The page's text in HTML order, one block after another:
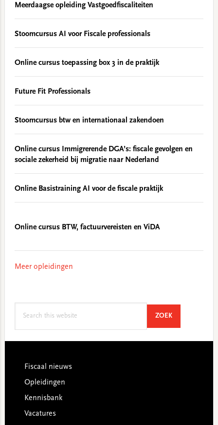
Meerdaagse opleiding Vastgoedfiscaliteiten
Stoomcursus AI voor Fiscale professionals
Online cursus toepassing box 3 in de praktijk
Future Fit Professionals
Stoomcursus btw en internationaal zakendoen
Online cursus Immigrerende DGA’s: fiscale gevolgen en
sociale zekerheid bij migratie naar Nederland
Online Basistraining AI voor de fiscale praktijk
Online cursus BTW, factuurvereisten en ViDA
Meer opleidingen
ZOEKSEARCH
Footer
Fiscaal nieuws
Opleidingen
Kennisbank
Vacatures